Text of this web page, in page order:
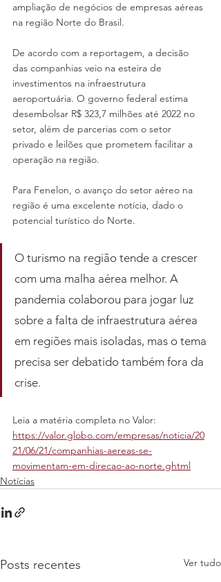
ampliação de negócios de empresas aéreas
na região Norte do Brasil.
De acordo com a reportagem, a decisão
das companhias veio na esteira de
investimentos na infraestrutura
aeroportuária. O governo federal estima
desembolsar R$ 323,7 milhões até 2022 no
setor, além de parcerias com o setor
privado e leilões que prometem facilitar a
operação na região.
Para Fenelon, o avanço do setor aéreo na
região é uma excelente notícia, dado o
potencial turístico do Norte.
O turismo na região tende a crescer
com uma malha aérea melhor. A
pandemia colaborou para jogar luz
sobre a falta de infraestrutura aérea
em regiões mais isoladas, mas o tema
precisa ser debatido também fora da
crise.
Leia a matéria completa no Valor:
https://valor.globo.com/empresas/noticia/20
21/06/21/companhias-aereas-se-
movimentam-em-direcao-ao-norte.ghtml
Notícias
Posts recentes Ver tudo